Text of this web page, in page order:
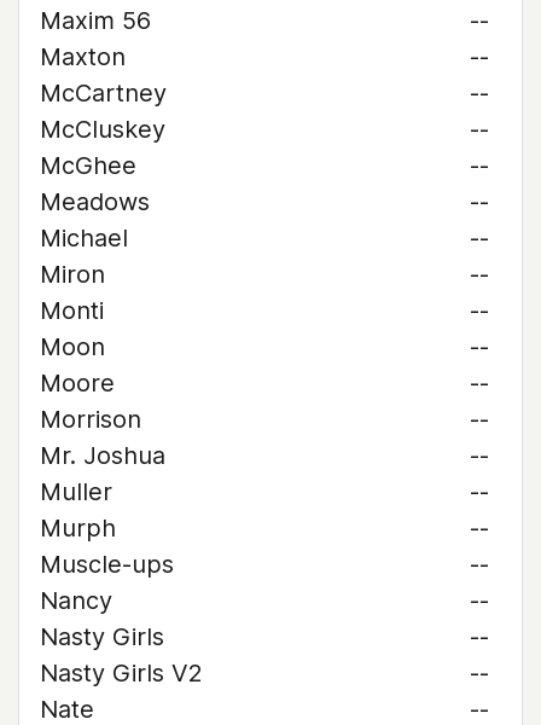
Maxim 56
--
Maxton
--
McCartney
--
McCluskey
--
McGhee
--
Meadows
--
Michael
--
Miron
--
Monti
--
Moon
--
Moore
--
Morrison
--
Mr. Joshua
--
Muller
--
Murph
--
Muscle-ups
--
Nancy
--
Nasty Girls
--
Nasty Girls V2
--
Nate
--